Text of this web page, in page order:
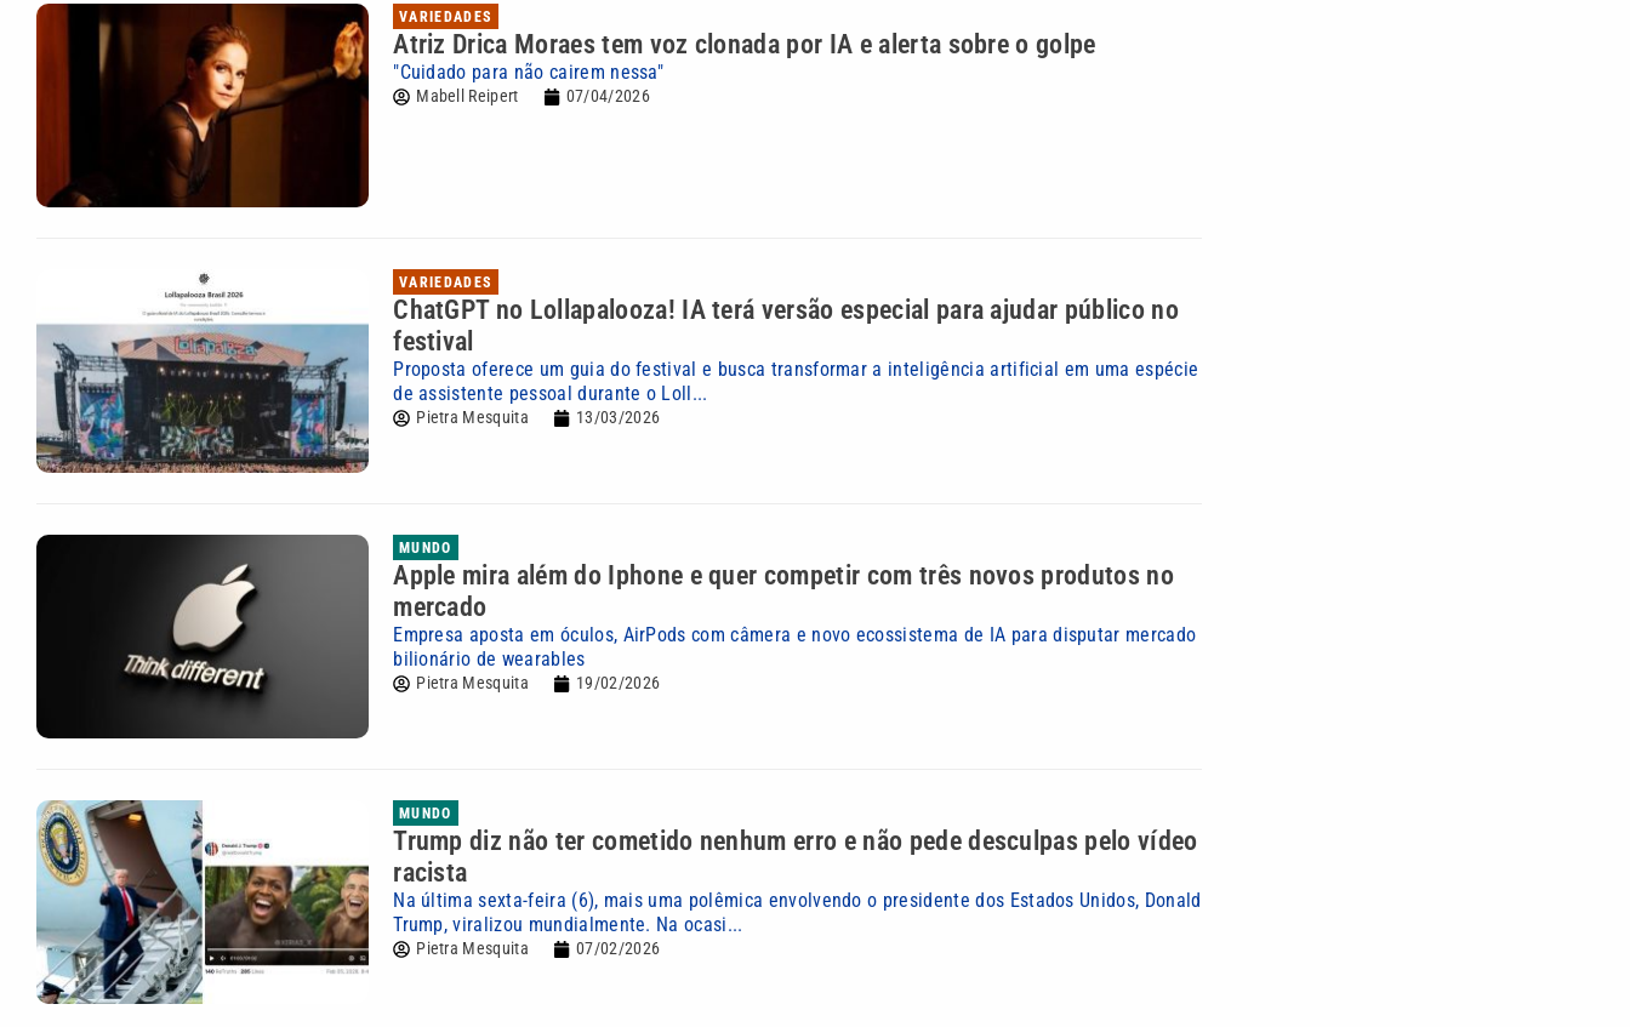
VARIEDADES
Atriz Drica Moraes tem voz clonada por IA e alerta sobre o golpe
"Cuidado para não cairem nessa"
Mabell Reipert 07/04/2026
VARIEDADES
ChatGPT no Lollapalooza! IA terá versão especial para ajudar público no
festival
Proposta oferece um guia do festival e busca transformar a inteligência artificial em uma espécie
de assistente pessoal durante o Loll...
Pietra Mesquita 13/03/2026
MUNDO
Apple mira além do Iphone e quer competir com três novos produtos no
mercado
Empresa aposta em óculos, AirPods com câmera e novo ecossistema de IA para disputar mercado
bilionário de wearables
Pietra Mesquita 19/02/2026
MUNDO
Trump diz não ter cometido nenhum erro e não pede desculpas pelo vídeo
racista
Na última sexta-feira (6), mais uma polêmica envolvendo o presidente dos Estados Unidos, Donald
Trump, viralizou mundialmente. Na ocasi...
Pietra Mesquita 07/02/2026